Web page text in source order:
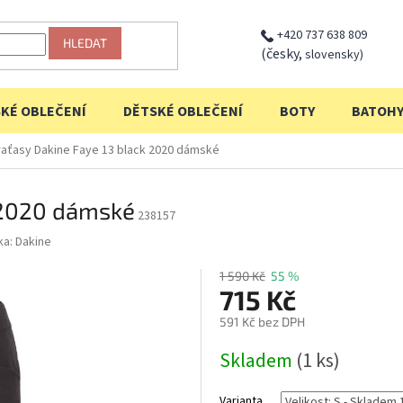
HLEDAT +420 737 638 809
(česky, slovensky)
OBLEČENÍ DĚTSKÉ OBLEČENÍ BOTY BATOHY
Dakine Faye 13 black 2020 dámské
dámské 238157
Dakine
1 590 Kč 55 %
715 Kč
591 Kč bez DPH
cena:
Skladem (1 ks)